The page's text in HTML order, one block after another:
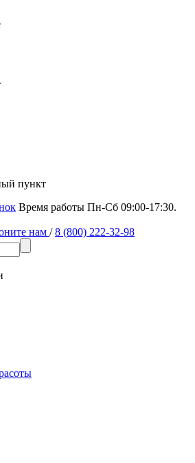
пункт
Время работы Пн-Сб 09:00-17:30.
нам / 8 (800) 222-32-98